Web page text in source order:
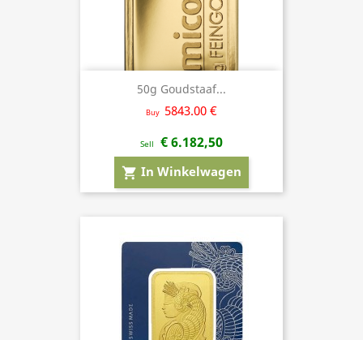
50g Goudstaaf...
Buy 5843.00 €
Sell € 6.182,50
shopping_cart In Winkelwagen